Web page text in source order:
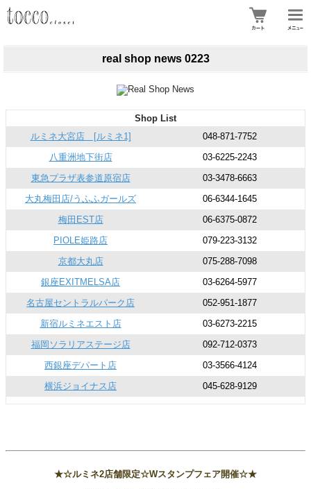
real shop news 0223
Shop List
ルミネ大宮店 [ルミネ1]
048-871-7752
八重洲地下街店
03-6225-2243
東急プラザ表参道原宿店
03-3478-6663
大丸梅田店/うふふガールズ
06-6344-1645
梅田EST店
06-6375-0872
PIOLE姫路店
079-223-3132
京都大丸店
075-288-7098
銀座EXITMELSA店
03-6264-5977
名古屋セントラルパーク店
052-951-1877
新宿ルミネエスト店
03-6273-2215
福岡ソラリアステージ店
092-712-0373
西銀座デパート店
03-3566-4124
横浜ジョイナス店
045-628-9129
★☆ルミネ2店舗限定☆Wスタンプフェア開催☆★